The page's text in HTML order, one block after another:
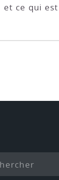
ce qui